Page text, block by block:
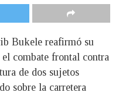
Bukele reafirmó su
combate frontal contra
de dos sujetos
sobre la carretera